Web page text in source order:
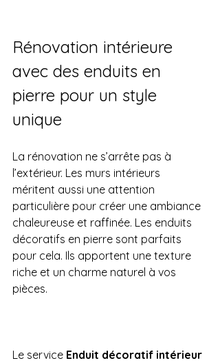
Rénovation intérieure
avec des enduits en
pierre pour un style
unique
La rénovation ne s’arrête pas à
l’extérieur. Les murs intérieurs
méritent aussi une attention
particulière pour créer une ambiance
chaleureuse et raffinée. Les enduits
décoratifs en pierre sont parfaits
pour cela. Ils apportent une texture
riche et un charme naturel à vos
pièces.
Le service Enduit décoratif intérieur